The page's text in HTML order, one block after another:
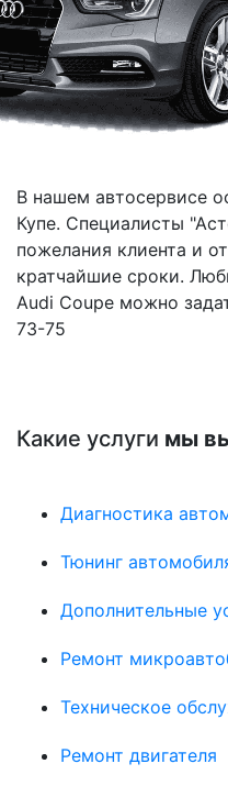
В нашем автосервисе
Купе. Специалисты
пожелания клиента и
кратчайшие сроки.
Audi Coupe можно
73-75
Какие услуги мы
Диагностика
Тюнинг
Дополнительные
Ремонт
Техническое
Ремонт двигателя